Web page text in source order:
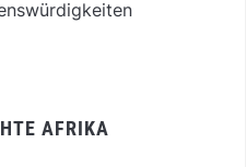
AFRIKA